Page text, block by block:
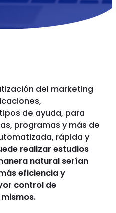
del marketing
de ayuda, para
programas y más de
rápida y
realizar estudios
natural serían
eficiencia y
control de